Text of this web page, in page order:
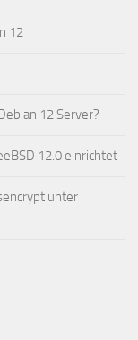
12
12 Server?
12.0 einrichtet
unter